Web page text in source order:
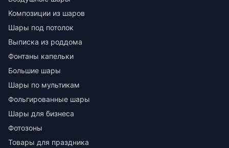
Композиции из шаров
Шары под потолок
Выписка из роддома
Фонтаны капельки
Большие шары
Шары по мультикам
Фольгированные шары
Шары для бизнеса
Фотозоны
Товары для праздника